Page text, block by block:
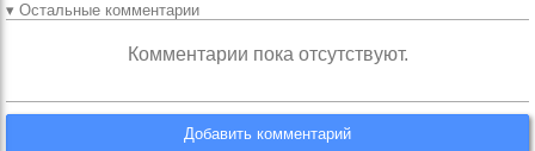
▾ Остальные комментарии
Комментарии пока отсутствуют.
Добавить комментарий